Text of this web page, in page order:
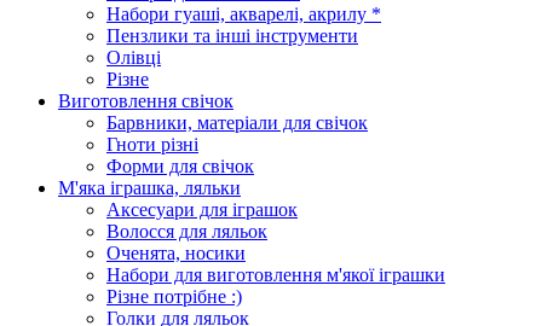
Набори гуаші, акварелі, акрилу *
Пензлики та інші інструменти
Олівці
Різне
Виготовлення свічок
Барвники, матеріали для свічок
Гноти різні
Форми для свічок
М'яка іграшка, ляльки
Аксесуари для іграшок
Волосся для ляльок
Оченята, носики
Набори для виготовлення м'якої іграшки
Різне потрібне :)
Голки для ляльок